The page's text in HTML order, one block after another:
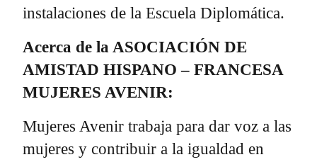
instalaciones de la Escuela Diplomática.
Acerca de la ASOCIACIÓN DE
AMISTAD HISPANO – FRANCESA
MUJERES AVENIR:
Mujeres Avenir trabaja para dar voz a las
mujeres y contribuir a la igualdad en